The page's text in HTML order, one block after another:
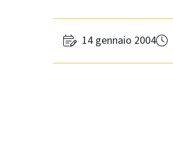
14 gennaio 2004